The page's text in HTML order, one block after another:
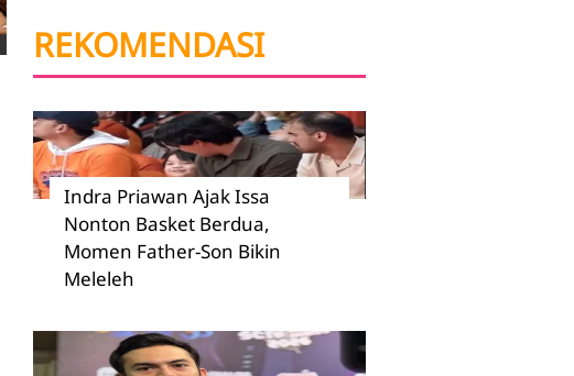
REKOMENDASI
Indra Priawan Ajak Issa
Nonton Basket Berdua,
Momen Father-Son Bikin
Meleleh